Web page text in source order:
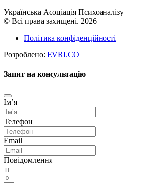
Українська Асоціація Психоаналізу
© Всі права захищені. 2026
Політика конфіденційності
Розроблено: EVRI.CO
Запит на консультацію
Імʼя
Телефон
Email
Повідомлення